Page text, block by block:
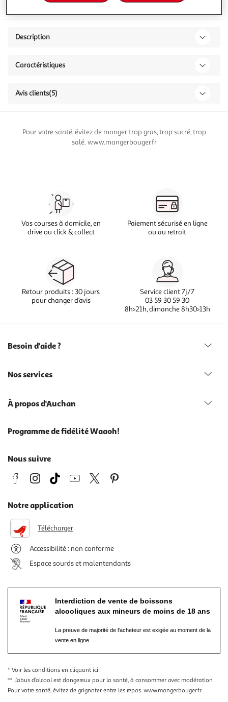
Description
Caractéristiques
Avis clients(5)
Pour votre santé, évitez de manger trop gras, trop sucré, trop
salé. www.mangerbouger.fr
Vos courses à domicile, en
drive ou click & collect
Paiement sécurisé en ligne
ou au retrait
Retour produits : 30 jours
pour changer d’avis
Service client 7j/7
03 59 30 59 30
8h>21h, dimanche 8h30>13h
Besoin d'aide ?
Nos services
À propos d'Auchan
Programme de fidélité Waaoh!
Nous suivre
Notre application
Télécharger
Accessibilité : non conforme
Espace sourds et malentendants
Interdiction de vente de boissons
alcooliques aux mineurs de moins de 18 ans
La preuve de majorité de l'acheteur est exigée au moment de la
vente en ligne.
* Voir les conditions en cliquant ici
** L’abus d’alcool est dangereux pour la santé, à consommer avec modération
Pour votre santé, évitez de grignoter entre les repas. www.mangerbouger.fr